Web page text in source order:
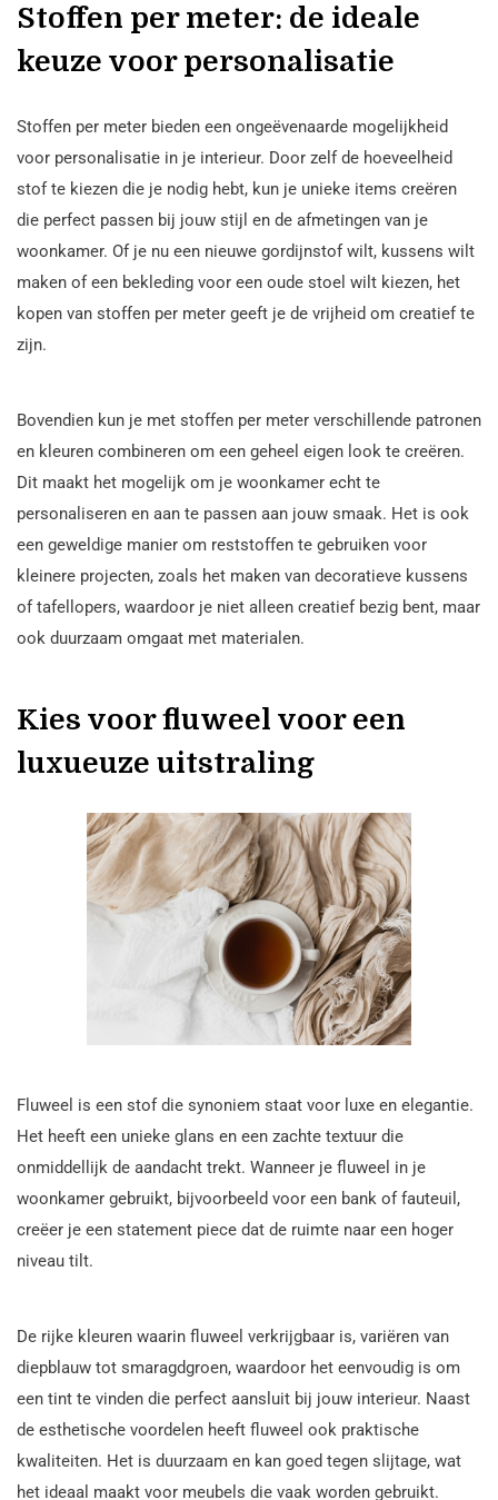
Stoffen per meter: de ideale
keuze voor personalisatie
Stoffen per meter bieden een ongeëvenaarde mogelijkheid
voor personalisatie in je interieur. Door zelf de hoeveelheid
stof te kiezen die je nodig hebt, kun je unieke items creëren
die perfect passen bij jouw stijl en de afmetingen van je
woonkamer. Of je nu een nieuwe gordijnstof wilt, kussens wilt
maken of een bekleding voor een oude stoel wilt kiezen, het
kopen van stoffen per meter geeft je de vrijheid om creatief te
zijn.
Bovendien kun je met stoffen per meter verschillende patronen
en kleuren combineren om een geheel eigen look te creëren.
Dit maakt het mogelijk om je woonkamer echt te
personaliseren en aan te passen aan jouw smaak. Het is ook
een geweldige manier om reststoffen te gebruiken voor
kleinere projecten, zoals het maken van decoratieve kussens
of tafellopers, waardoor je niet alleen creatief bezig bent, maar
ook duurzaam omgaat met materialen.
Kies voor fluweel voor een
luxueuze uitstraling
Fluweel is een stof die synoniem staat voor luxe en elegantie.
Het heeft een unieke glans en een zachte textuur die
onmiddellijk de aandacht trekt. Wanneer je fluweel in je
woonkamer gebruikt, bijvoorbeeld voor een bank of fauteuil,
creëer je een statement piece dat de ruimte naar een hoger
niveau tilt.
De rijke kleuren waarin fluweel verkrijgbaar is, variëren van
diepblauw tot smaragdgroen, waardoor het eenvoudig is om
een tint te vinden die perfect aansluit bij jouw interieur. Naast
de esthetische voordelen heeft fluweel ook praktische
kwaliteiten. Het is duurzaam en kan goed tegen slijtage, wat
het ideaal maakt voor meubels die vaak worden gebruikt.